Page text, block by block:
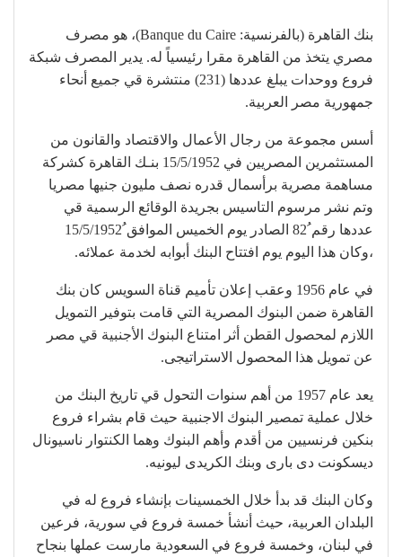
بنك القاهرة (بالفرنسية: Banque du Caire)، هو مصرف
مصري يتخذ من القاهرة مقرا رئيسياً له. يدير المصرف شبكة
فروع ووحدات يبلغ عددها (231) منتشرة قي جميع أنحاء
جمهورية مصر العربية.
أسس مجموعة من رجال الأعمال والاقتصاد والقانون من
المستثمرين المصريين في 15/5/1952 بنـك القاهرة كشركة
مساهمة مصرية برأسمال قدره نصف مليون جنيها مصريا
وتم نشر مرسوم التاسيس بجريدة الوقائع الرسمية قي
عددها رقم ُ82 الصادر يوم الخميس الموافق ُ15/5/1952
،وكان هذا اليوم يوم افتتاح البنك أبوابه لخدمة عملائه.
في عام 1956 وعقب إعلان تأميم قناة السويس كان بنك
القاهرة ضمن البنوك المصرية التي قامت بتوفير التمويل
اللازم لمحصول القطن أثر امتناع البنوك الأجنبية قي مصر
عن تمويل هذا المحصول الاستراتيجى.
يعد عام 1957 من أهم سنوات التحول قي تاريخ البنك من
خلال عملية تمصير البنوك الاجنبية حيث قام بشراء فروع
بنكين فرنسيين من أقدم وأهم البنوك وهما الكنتوار ناسيونال
ديسكونت دى بارى وبنك الكريدى ليونيه.
وكان البنك قد بدأ خلال الخمسينات بإنشاء فروع له في
البلدان العربية، حيث أنشأ خمسة فروع في سورية، فرعين
في لبنان، وخمسة فروع في السعودية مارست عملها بنجاح